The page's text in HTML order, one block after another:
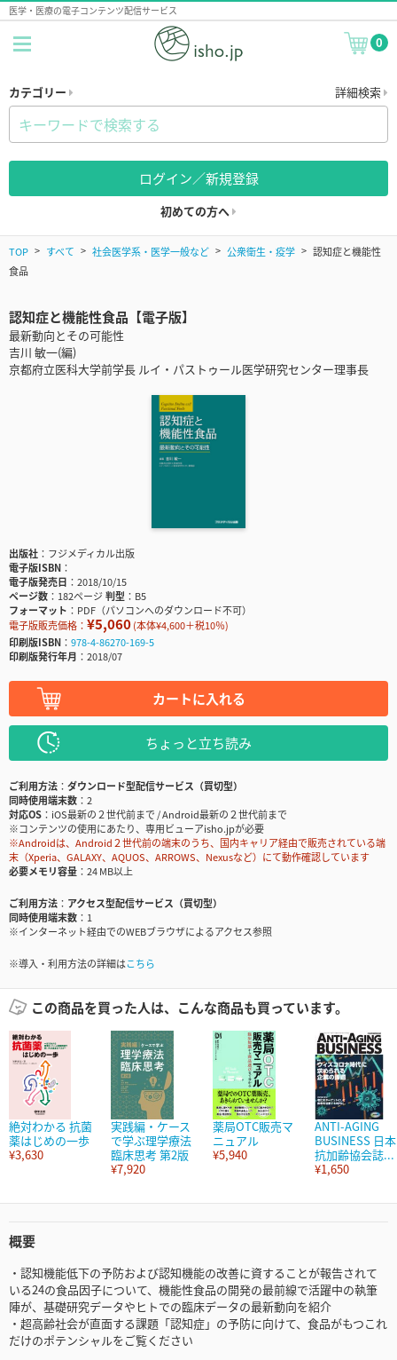
医学・医療の電子コンテンツ配信サービス
0
カテゴリー 詳細検索
ログイン／新規登録
初めての方へ
TOP すべて 社会医学系・医学一般など 公衆衛生・疫学
認知症と機能性
食品
認知症と機能性食品【電子版】
最新動向とその可能性
吉川 敏一(編)
京都府立医科大学前学長 ルイ・パストゥール医学研究センター理事長
出版社
フジメディカル出版
電子版ISBN
電子版発売日
2018/10/15
ページ数
182ページ判型
B5
フォーマット
PDF（パソコンへのダウンロード不可）
電子版販売価格： ¥5,060(本体¥4,600＋税10％)
印刷版ISBN
978-4-86270-169-5
印刷版発行年月
2018/07
カートに入れる
ちょっと立ち読み
ご利用方法
ダウンロード型配信サービス（買切型）
同時使用端末数
2
対応OS
iOS最新の２世代前まで / Android最新の２世代前まで
※コンテンツの使用にあたり、専用ビューアisho.jpが必要
※Androidは、Android２世代前の端末のうち、国内キャリア経由で販売されている端
末（Xperia、GALAXY、AQUOS、ARROWS、Nexusなど）にて動作確認しています
必要メモリ容量
24 MB以上
ご利用方法
アクセス型配信サービス（買切型）
同時使用端末数
1
※インターネット経由でのWEBブラウザによるアクセス参照
※導入・利用方法の詳細はこちら
この商品を買った人は、こんな商品も買っています。
絶対わかる 抗菌
薬はじめの一歩
¥3,630
実践編・ケース
で学ぶ理学療法
臨床思考 第2版
¥7,920
薬局OTC販売マ
ニュアル
¥5,940
ANTI-AGING
BUSINESS 日本
抗加齢協会誌...
¥1,650
概要
・認知機能低下の予防および認知機能の改善に資することが報告されて
いる24の食品因子について、機能性食品の開発の最前線で活躍中の執筆
陣が、基礎研究データやヒトでの臨床データの最新動向を紹介
・超高齢社会が直面する課題「認知症」の予防に向けて、食品がもつこれ
だけのポテンシャルをご覧ください